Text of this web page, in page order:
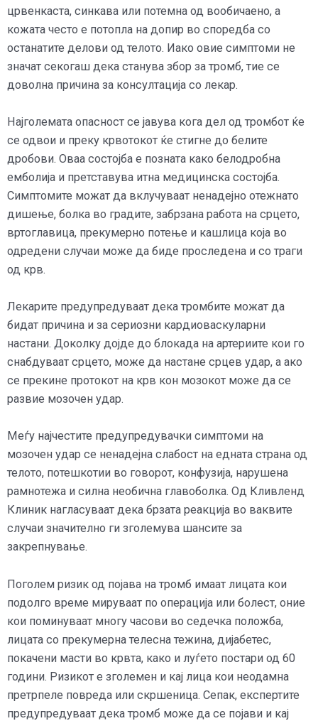
црвенкаста, синкава или потемна од вообичаено, а
кожата често е потопла на допир во споредба со
останатите делови од телото. Иако овие симптоми не
значат секогаш дека станува збор за тромб, тие се
доволна причина за консултација со лекар.
Најголемата опасност се јавува кога дел од тромбот ќе
се одвои и преку крвотокот ќе стигне до белите
дробови. Оваа состојба е позната како белодробна
емболија и претставува итна медицинска состојба.
Симптомите можат да вклучуваат ненадејно отежнато
дишење, болка во градите, забрзана работа на срцето,
вртоглавица, прекумерно потење и кашлица која во
одредени случаи може да биде проследена и со траги
од крв.
Лекарите предупредуваат дека тромбите можат да
бидат причина и за сериозни кардиоваскуларни
настани. Доколку дојде до блокада на артериите кои го
снабдуваат срцето, може да настане срцев удар, а ако
се прекине протокот на крв кон мозокот може да се
развие мозочен удар.
Меѓу најчестите предупредувачки симптоми на
мозочен удар се ненадејна слабост на едната страна од
телото, потешкотии во говорот, конфузија, нарушена
рамнотежа и силна необична главоболка. Од Кливленд
Клиник нагласуваат дека брзата реакција во ваквите
случаи значително ги зголемува шансите за
закрепнување.
Поголем ризик од појава на тромб имаат лицата кои
подолго време мируваат по операција или болест, оние
кои поминуваат многу часови во седечка положба,
лицата со прекумерна телесна тежина, дијабетес,
покачени масти во крвта, како и луѓето постари од 60
години. Ризикот е зголемен и кај лица кои неодамна
претрпеле повреда или скршеница. Сепак, експертите
предупредуваат дека тромб може да се појави и кај